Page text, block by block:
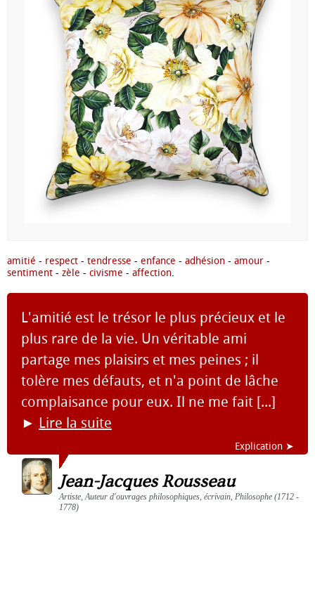
amitié - respect - tendresse - enfance - adhésion - amour -
sentiment - zèle - civisme - affection.
L'amitié est le trésor le plus précieux et le
plus rare de la vie. Un véritable ami
partage mes plaisirs et mes peines ; il
tolère mes défauts, et n'a point de lâche
complaisance pour eux. Il ne me fait [...]
► Lire la suite
Explication ➤
Jean-Jacques Rousseau
Artiste, Auteur d'ouvrages philosophiques, écrivain, Philosophe (1712 -
1778)